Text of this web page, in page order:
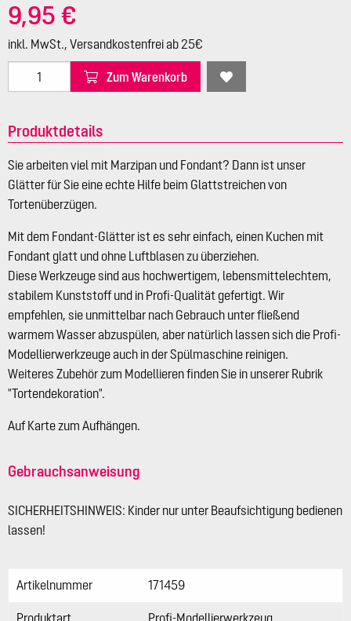
9,95 €
inkl. MwSt., Versandkostenfrei ab 25€
Zum Warenkorb
Produktdetails
Sie arbeiten viel mit Marzipan und Fondant? Dann ist unser
Glätter für Sie eine echte Hilfe beim Glattstreichen von
Tortenüberzügen.
Mit dem Fondant-Glätter ist es sehr einfach, einen Kuchen mit
Fondant glatt und ohne Luftblasen zu überziehen.
Diese Werkzeuge sind aus hochwertigem, lebensmittelechtem,
stabilem Kunststoff und in Profi-Qualität gefertigt. Wir
empfehlen, sie unmittelbar nach Gebrauch unter fließend
warmem Wasser abzuspülen, aber natürlich lassen sich die Profi-
Modellierwerkzeuge auch in der Spülmaschine reinigen.
Weiteres Zubehör zum Modellieren finden Sie in unserer Rubrik
"Tortendekoration".
Auf Karte zum Aufhängen.
Gebrauchsanweisung
SICHERHEITSHINWEIS: Kinder nur unter Beaufsichtigung bedienen
lassen!
Artikelnummer 171459
Produktart Profi-Modellierwerkzeug